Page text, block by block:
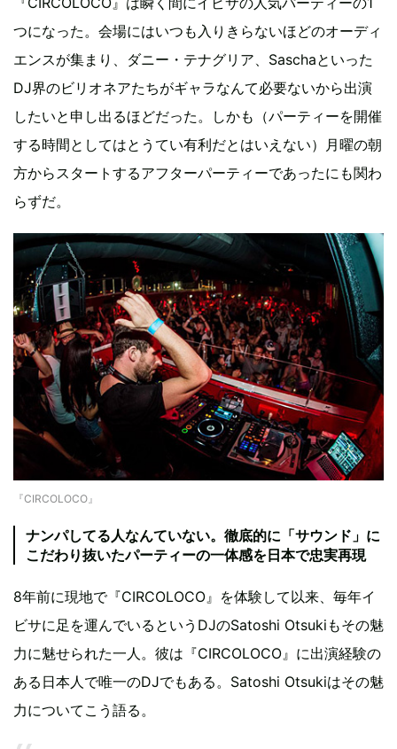
つになった。会場にはいつも入りきらないほどのオーディ
エンスが集まり、ダニー・テナグリア、Saschaといった
DJ界のビリオネアたちがギャラなんて必要ないから出演
したいと申し出るほどだった。しかも（パーティーを開催
する時間としてはとうてい有利だとはいえない）月曜の朝
方からスタートするアフターパーティーであったにも関わ
らずだ。
『CIRCOLOCO』
ナンパしてる人なんていない。徹底的に「サウンド」に
こだわり抜いたパーティーの一体感を日本で忠実再現
8年前に現地で『CIRCOLOCO』を体験して以来、毎年イ
ビサに足を運んでいるというDJのSatoshi Otsukiもその魅
力に魅せられた一人。彼は『CIRCOLOCO』に出演経験の
ある日本人で唯一のDJでもある。Satoshi Otsukiはその魅
力についてこう語る。